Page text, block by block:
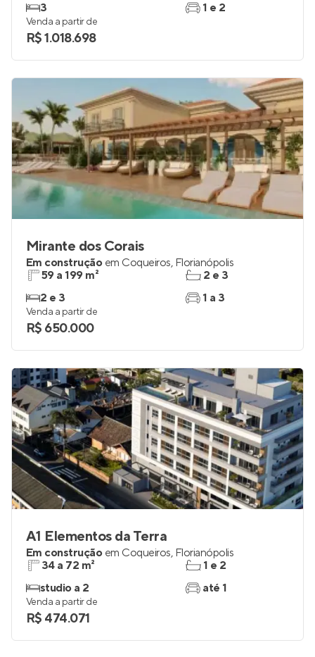
3
1 e 2
Venda a partir de
R$ 1.018.698
Mirante dos Corais
Em construção em Coqueiros, Florianópolis
59 a 199 m²
2 e 3
2 e 3
1 a 3
Venda a partir de
R$ 650.000
A1 Elementos da Terra
Em construção em Coqueiros, Florianópolis
34 a 72 m²
studio a 2
1 e 2
até 1
Venda a partir de
R$ 474.071